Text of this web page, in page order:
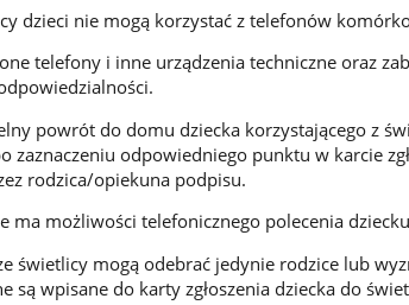
dzieci nie mogą korzystać z telefonów
telefony i inne urządzenia techniczne oraz
powrót do domu dziecka korzystającego z
zaznaczeniu odpowiedniego punktu w karcie
rodzica/opiekuna podpisu.
ma możliwości telefonicznego polecenia
świetlicy mogą odebrać jedynie rodzice lub
są wpisane do karty zgłoszenia dziecka do